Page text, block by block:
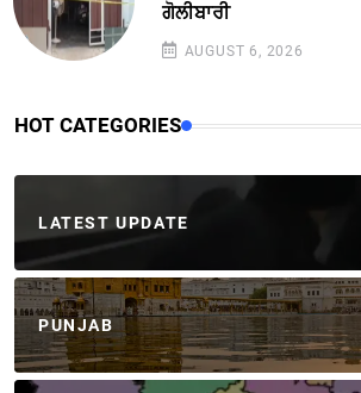
ਗੋਲੀਬਾਰੀ
AUGUST 6, 2026
HOT CATEGORIES
LATEST UPDATE
PUNJAB